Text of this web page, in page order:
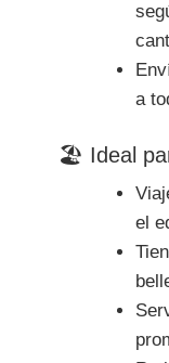
a
🏖 Ideal
el